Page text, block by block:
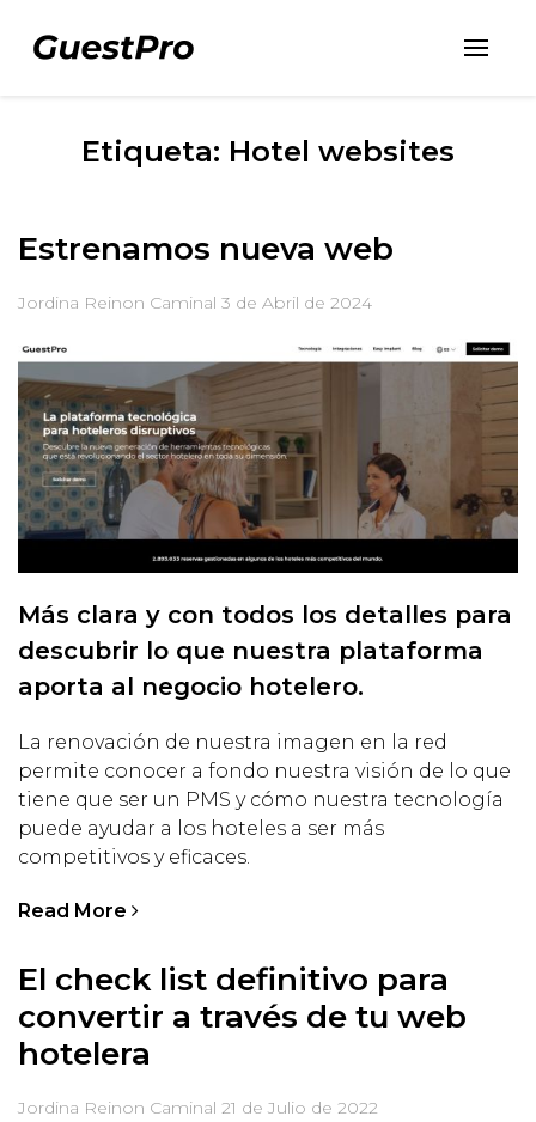
Etiqueta: Hotel websites
Estrenamos nueva web
Jordina Reinon Caminal 3 de Abril de 2024
Más clara y con todos los detalles para
descubrir lo que nuestra plataforma
aporta al negocio hotelero.
La renovación de nuestra imagen en la red
permite conocer a fondo nuestra visión de lo que
tiene que ser un PMS y cómo nuestra tecnología
puede ayudar a los hoteles a ser más
competitivos y eficaces.
Read More
El check list definitivo para
convertir a través de tu web
hotelera
Jordina Reinon Caminal 21 de Julio de 2022